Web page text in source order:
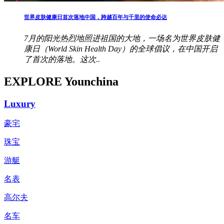
世界皮肤健康日首次落地中国，跨越百年与千里的使命必达
7月的阳光热烈地照进祖国的大地，一场名为世界皮肤健
康日（World Skin Health Day）的全球倡议，在中国开启
了首次的落地。这次..
EXPLORE Younchina
Luxury
豪宅
珠宝
游艇
名表
高尔夫
名车